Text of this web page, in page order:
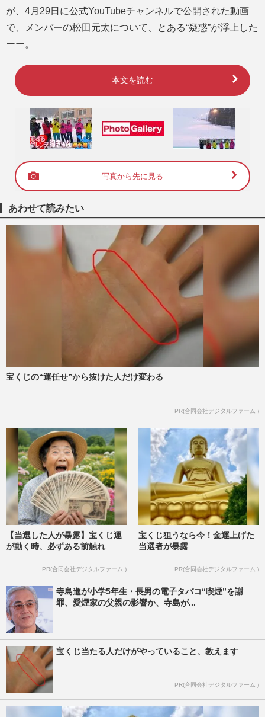
が、4月29日に公式YouTubeチャンネルで公開された動画
で、メンバーの松田元太について、とある“疑惑”が浮上した
ーー。
本文を読む
写真から先に見る
あわせて読みたい
宝くじの“運任せ”から抜けた人だけ変わる
PR(合同会社デジタルファーム )
【当選した人が暴露】宝くじ運
が動く時、必ずある前触れ
PR(合同会社デジタルファーム )
宝くじ狙うなら今！金運上げた
当選者が暴露
PR(合同会社デジタルファーム )
寺島進が小学5年生・長男の電子タバコ“喫煙”を謝
罪、愛煙家の父親の影響か、寺島が...
宝くじ当たる人だけがやっていること、教えます
PR(合同会社デジタルファーム )